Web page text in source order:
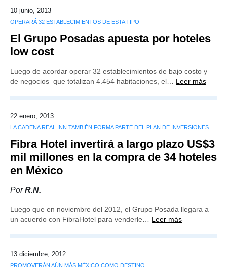
10 junio, 2013
OPERARÁ 32 ESTABLECIMIENTOS DE ESTA TIPO
El Grupo Posadas apuesta por hoteles
low cost
Luego de acordar operar 32 establecimientos de bajo costo y
de negocios que totalizan 4.454 habitaciones, el… Leer más
22 enero, 2013
LA CADENA REAL INN TAMBIÉN FORMA PARTE DEL PLAN DE INVERSIONES
Fibra Hotel invertirá a largo plazo US$3
mil millones en la compra de 34 hoteles
en México
PorR.N.
Luego que en noviembre del 2012, el Grupo Posada llegara a
un acuerdo con FibraHotel para venderle… Leer más
13 diciembre, 2012
PROMOVERÁN AÚN MÁS MÉXICO COMO DESTINO